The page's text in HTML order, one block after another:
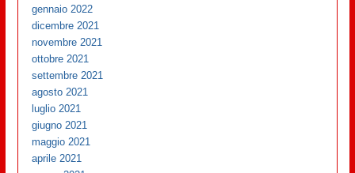
gennaio 2022
dicembre 2021
novembre 2021
ottobre 2021
settembre 2021
agosto 2021
luglio 2021
giugno 2021
maggio 2021
aprile 2021